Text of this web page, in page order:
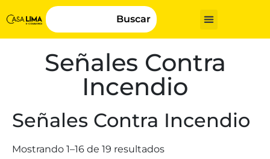
Buscar
Señales Contra
Incendio
Señales Contra Incendio
Mostrando 1–16 de 19 resultados